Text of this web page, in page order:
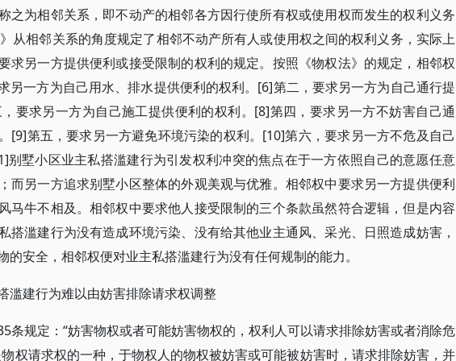
之为相邻关系，即不动产的相邻各方因行使所有权或使用权而发生的权利义务
从相邻关系的角度规定了相邻不动产所有人或使用权之间的权利义务，实际上
求另一方提供便利或接受限制的权利的规定。按照《物权法》的规定，相邻权
另一方为自己用水、排水提供便利的权利。[6]第二，要求另一方为自己通行提
要求另一方为自己施工提供便利的权利。[8]第四，要求另一方不妨害自己通
[9]第五，要求另一方避免环境污染的权利。[10]第六，要求另一方不危及自己
别墅小区业主私搭滥建行为引发权利冲突的焦点在于一方依照自己的意愿任意
而另一方追求别墅小区整体的外观美观与优雅。相邻权中要求另一方提供便利
马牛不相及。相邻权中要求他人接受限制的三个条款虽然符合逻辑，但是内容
搭滥建行为没有造成环境污染、没有给其他业主通风、采光、日照造成妨害，
的安全，相邻权便对业主私搭滥建行为没有任何规制的能力。
滥建行为难以由妨害排除请求权调整
条规定：“妨害物权或者可能妨害物权的，权利人可以请求排除妨害或者消除危
权请求权的一种，于物权人的物权被妨害或可能被妨害时，请求排除妨害，并